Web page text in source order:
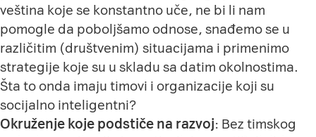
veština koje se konstantno uče, ne bi li nam
pomogle da poboljšamo odnose, snađemo se u
različitim (društvenim) situacijama i primenimo
strategije koje su u skladu sa datim okolnostima.
Šta to onda imaju timovi i organizacije koji su
socijalno inteligentni?
Okruženje koje podstiče na razvoj: Bez timskog